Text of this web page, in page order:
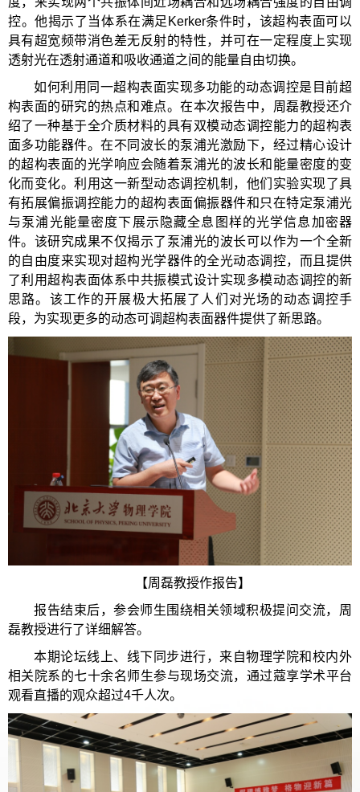
控。他揭示了当体系在满足Kerker条件时，该超构表面可以
具有超宽频带消色差无反射的特性，并可在一定程度上实现
透射光在透射通道和吸收通道之间的能量自由切换。
如何利用同一超构表面实现多功能的动态调控是目前超
构表面的研究的热点和难点。在本次报告中，周磊教授还介
绍了一种基于全介质材料的具有双模动态调控能力的超构表
面多功能器件。在不同波长的泵浦光激励下，经过精心设计
的超构表面的光学响应会随着泵浦光的波长和能量密度的变
化而变化。利用这一新型动态调控机制，他们实验实现了具
有拓展偏振调控能力的超构表面偏振器件和只在特定泵浦光
与泵浦光能量密度下展示隐藏全息图样的光学信息加密器
件。该研究成果不仅揭示了泵浦光的波长可以作为一个全新
的自由度来实现对超构光学器件的全光动态调控，而且提供
了利用超构表面体系中共振模式设计实现多模动态调控的新
思路。该工作的开展极大拓展了人们对光场的动态调控手
段，为实现更多的动态可调超构表面器件提供了新思路。
【周磊教授作报告】
报告结束后，参会师生围绕相关领域积极提问交流，周
磊教授进行了详细解答。
本期论坛线上、线下同步进行，来自物理学院和校内外
相关院系的七十余名师生参与现场交流，通过蔻享学术平台
观看直播的观众超过4千人次。